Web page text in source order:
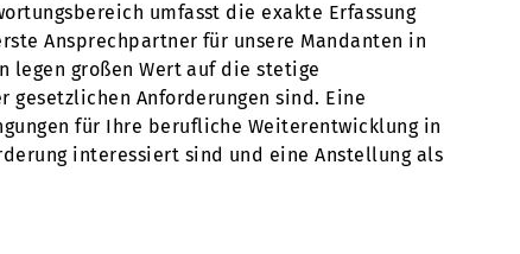
umfasst die exakte Erfassung
Ansprechpartner für unsere Mandanten in
legen großen Wert auf die stetige
Anforderungen sind. Eine
für Ihre berufliche Weiterentwicklung in
interessiert sind und eine Anstellung als